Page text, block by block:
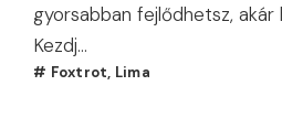
gyorsabban fejlődhetsz, akár
Kezdj...
# Foxtrot, Lima